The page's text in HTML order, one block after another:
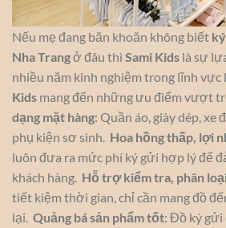
Nếu mẹ đang băn khoăn không biết
Nha Trangở đâu thì Sami Kids là sự
nhiều năm kinh nghiệm trong lĩnh vực
Kids mang đến những ưu điểm vượt
dạng mặt hàng: Quần áo, giày dép, xe
phụ kiện sơ sinh. Hoa hồng thấp, lợi
luôn đưa ra mức phí ký gửi hợp lý để
khách hàng. Hỗ trợ kiểm tra, phân
tiết kiệm thời gian, chỉ cần mang đồ
lại. Quảng bá sản phẩm tốt: Đồ ký